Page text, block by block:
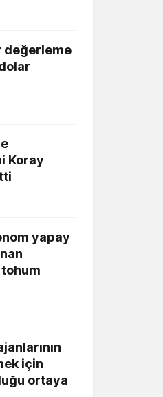
değerleme
Koray
yapay
için
ortaya